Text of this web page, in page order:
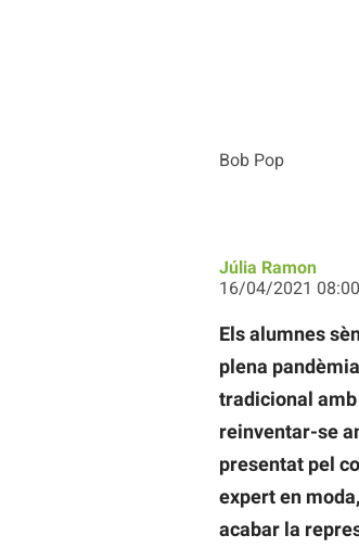
Bob Pop
Júlia Ramon
16/04/2021 08:00
Els alumnes
plena
tradicional amb
reinventar-se
presentat pel
expert en
acabar la